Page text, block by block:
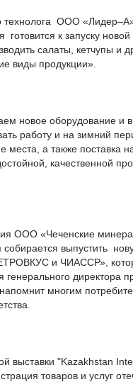
технолога ООО
готовится к запуску
салаты, кетчупы и
виды продукции».
новое оборудование и в
работу и на зимний
места, а также поставка
качественной
ООО «Чеченские
выпустить
и ЧИАССР»,
генерального директора
многим
выставки "Kazakhstan
товаров и услуг